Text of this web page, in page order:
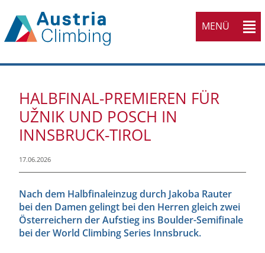
MENÜ
HALBFINAL-PREMIEREN FÜR
UŽNIK UND POSCH IN
INNSBRUCK-TIROL
17.06.2026
Nach dem Halbfinaleinzug durch Jakoba Rauter
bei den Damen gelingt bei den Herren gleich zwei
Österreichern der Aufstieg ins Boulder-Semifinale
bei der World Climbing Series Innsbruck.